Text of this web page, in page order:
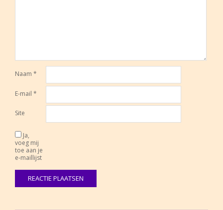
Naam *
E-mail *
Site
Ja,
voeg mij
toe aan je
e-maillijst